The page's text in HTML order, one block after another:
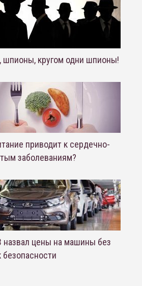
кругом одни шпионы!
приводит к сердечно-
заболеваниям?
назвал цены на машины без